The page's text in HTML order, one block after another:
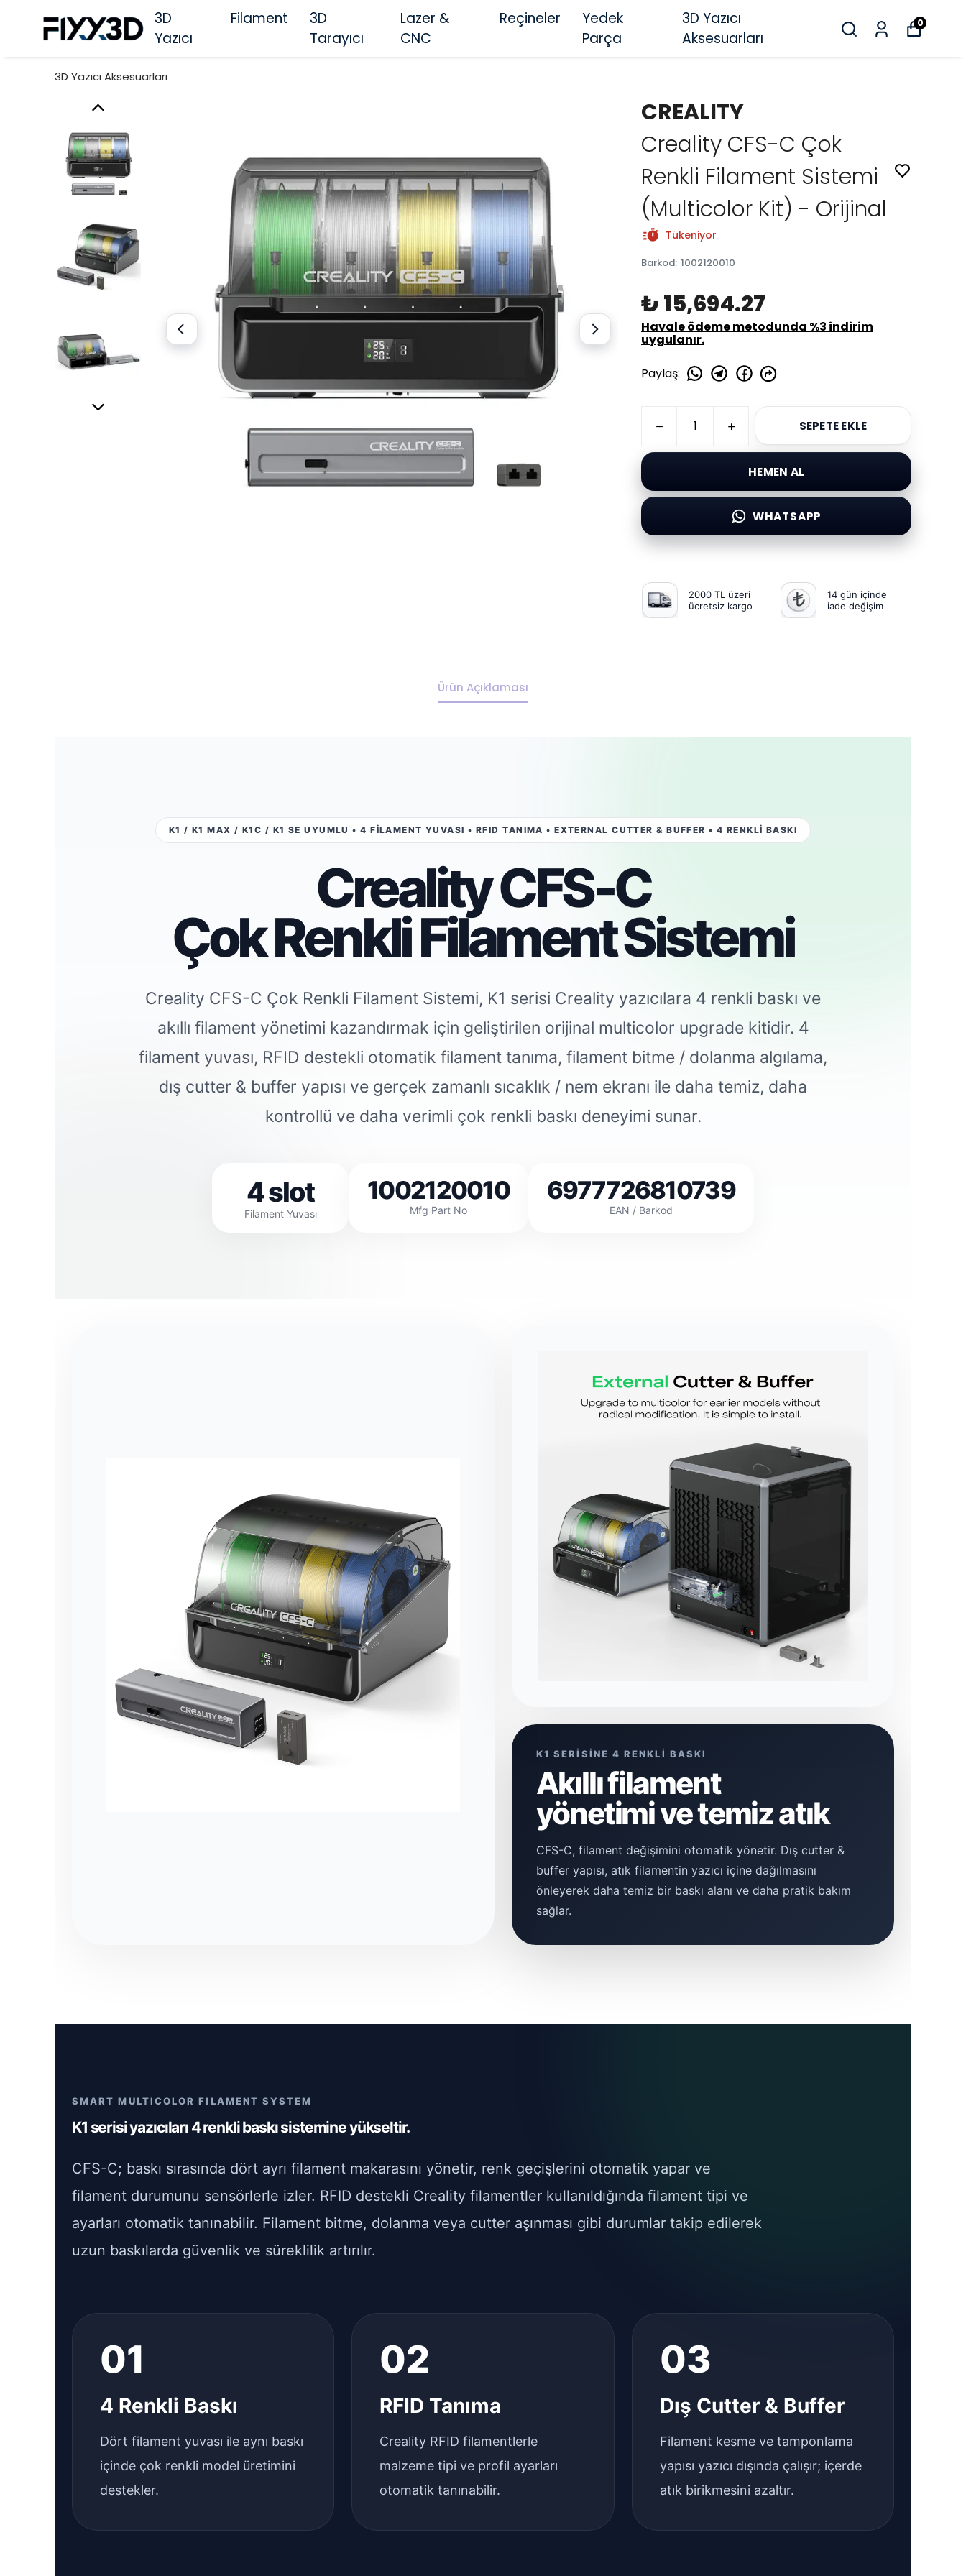
3D
Yazıcı
Filament
3D
Tarayıcı
Lazer &
CNC
Reçineler
Yedek
Parça
3D Yazıcı
Aksesuarları
0
3D Yazıcı Aksesuarları
CREALITY
Creality CFS-C Çok
Renkli Filament Sistemi
(Multicolor Kit) - Orijinal
Tükeniyor
Barkod: 1002120010
₺ 15,694.27
Havale ödeme metodunda %3 indirim
uygulanır.
Paylaş:
SEPETE EKLE
HEMEN AL
WHATSAPP
2000 TL üzeri
ücretsiz kargo
14 gün içinde
iade değişim
Ürün Açıklaması
K1 / K1 MAX / K1C / K1 SE UYUMLU • 4 FİLAMENT YUVASI • RFID TANIMA • EXTERNAL CUTTER & BUFFER • 4 RENKLİ BASKI
Creality CFS-C
Çok Renkli Filament Sistemi
Creality CFS-C Çok Renkli Filament Sistemi, K1 serisi Creality yazıcılara 4 renkli baskı ve
akıllı filament yönetimi kazandırmak için geliştirilen orijinal multicolor upgrade kitidir. 4
filament yuvası, RFID destekli otomatik filament tanıma, filament bitme / dolanma algılama,
dış cutter & buffer yapısı ve gerçek zamanlı sıcaklık / nem ekranı ile daha temiz, daha
kontrollü ve daha verimli çok renkli baskı deneyimi sunar.
4 slot
Filament Yuvası
1002120010
Mfg Part No
6977726810739
EAN / Barkod
K1 SERİSİNE 4 RENKLİ BASKI
Akıllı filament
yönetimi ve temiz atık
CFS-C, filament değişimini otomatik yönetir. Dış cutter &
buffer yapısı, atık filamentin yazıcı içine dağılmasını
önleyerek daha temiz bir baskı alanı ve daha pratik bakım
sağlar.
SMART MULTICOLOR FILAMENT SYSTEM
K1 serisi yazıcıları 4 renkli baskı sistemine yükseltir.
CFS-C; baskı sırasında dört ayrı filament makarasını yönetir, renk geçişlerini otomatik yapar ve
filament durumunu sensörlerle izler. RFID destekli Creality filamentler kullanıldığında filament tipi ve
ayarları otomatik tanınabilir. Filament bitme, dolanma veya cutter aşınması gibi durumlar takip edilerek
uzun baskılarda güvenlik ve süreklilik artırılır.
01
4 Renkli Baskı
Dört filament yuvası ile aynı baskı
içinde çok renkli model üretimini
destekler.
02
RFID Tanıma
Creality RFID filamentlerle
malzeme tipi ve profil ayarları
otomatik tanınabilir.
03
Dış Cutter & Buffer
Filament kesme ve tamponlama
yapısı yazıcı dışında çalışır; içerde
atık birikmesini azaltır.